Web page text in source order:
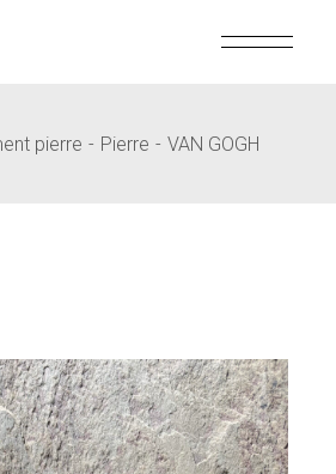
pierre Pierre VAN GOGH